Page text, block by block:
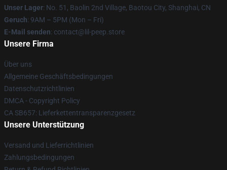
Unser Lager: No. 51, Baolin 2nd Village, Baotou City, Shanghai, CN
Geruch: 9AM – 5PM (Mon – Fri)
E-Mail senden: contact@lil-peep.store
Unsere Firma
Über uns
Allgemeine Geschäftsbedingungen
Datenschutzrichtlinien
DMCA - Copyright Policy
CA SB657: Lieferkettentransparenzgesetz
Unsere Unterstützung
Versand und Lieferrichtlinien
Zahlungsbedingungen